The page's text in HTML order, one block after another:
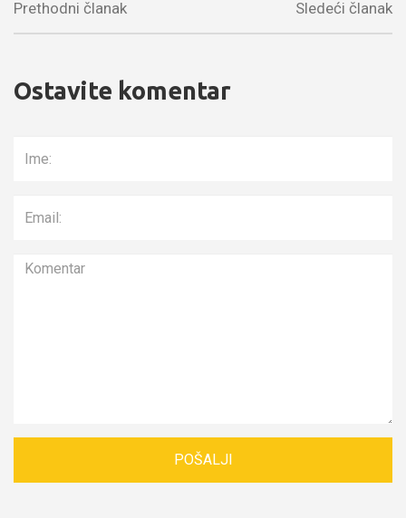
Sledeći članak
Prethodni članak
Ostavite komentar